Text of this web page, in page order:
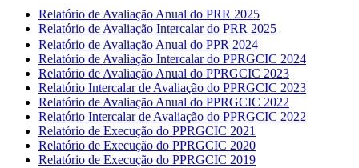
Relatório de Avaliação Anual do PRR 2025
Relatório de Avaliação Intercalar do PRR 2025
Relatório de Avaliação Anual do PPR 2024
Relatório de Avaliação Intercalar do PPRGCIC 2024
Relatório de Avaliação Anual do PPRGCIC 2023
Relatório Intercalar de Avaliação do PPRGCIC 2023
Relatório de Avaliação Anual do PPRGCIC 2022
Relatório Intercalar de Avaliação do PPRGCIC 2022
Relatório de Execução do PPRGCIC 2021
Relatório de Execução do PPRGCIC 2020
Relatório de Execução do PPRGCIC 2019